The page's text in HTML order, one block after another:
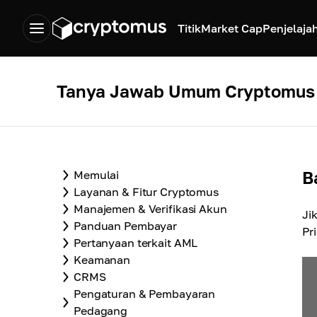
TitikMarket Cap
Tanya Jawab Umum Cryptomus
Memulai
Layanan & Fitur Cryptomus
Manajemen & Verifikasi Akun
Panduan Pembayar
Pertanyaan terkait AML
Keamanan
CRMS
Pengaturan & Pembayaran
Pedagang